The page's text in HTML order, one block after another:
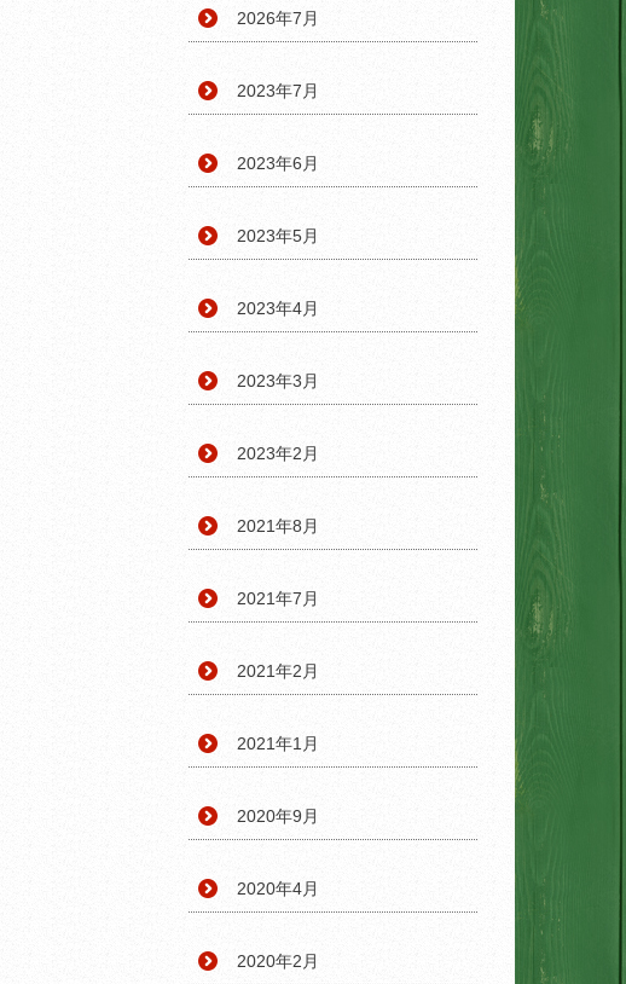
2026年7月
2023年7月
2023年6月
2023年5月
2023年4月
2023年3月
2023年2月
2021年8月
2021年7月
2021年2月
2021年1月
2020年9月
2020年4月
2020年2月